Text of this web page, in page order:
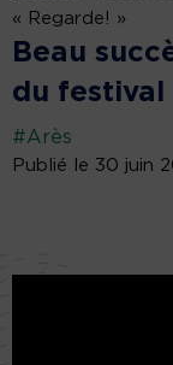
« Regarde! »
Beau
du festival
#Arès
Publié le 30 juin